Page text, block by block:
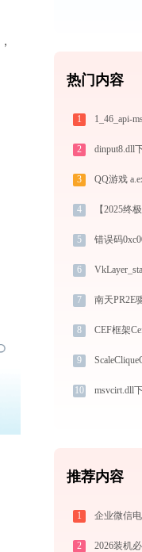
热门内容
1 1_46_api-
2
3 QQ游戏
4
5 错误码
6
7
8
9
10
推荐内容
1
2